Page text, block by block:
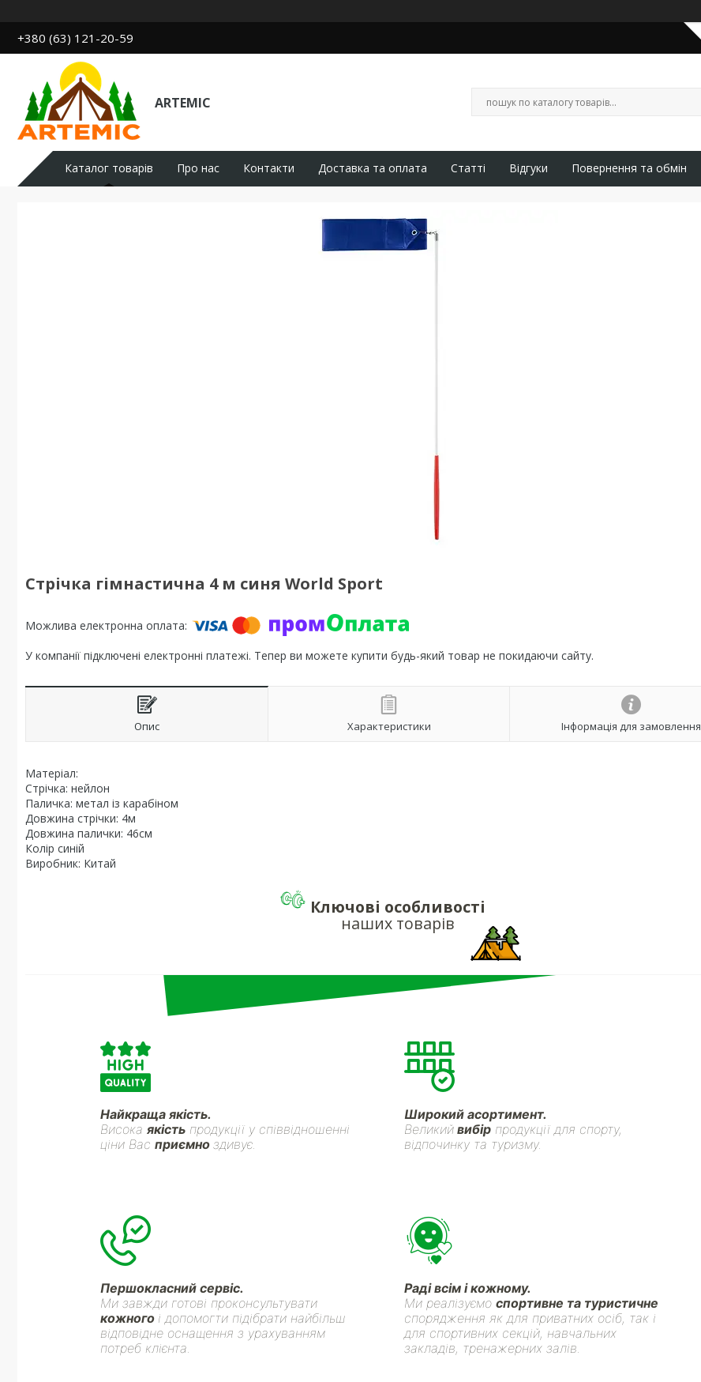
+380 (63) 121-20-59
ARTEMIC
Каталог товарів Про нас Контакти Доставка та оплата Статті Відгуки Повернення та обмін
Стрічка гімнастична 4 м синя World Sport
У компанії підключені електронні платежі. Тепер ви можете купити будь-який товар не покидаючи сайту.
Опис Характеристики Інформація для замовлення
Матеріал:
Стрічка: нейлон
Паличка: метал із карабіном
Довжина стрічки: 4м
Довжина палички: 46см
Колір синій
Виробник: Китай
Ключові особливості
наших товарів
Найкраща якість.
Висока якістьпродукції у співвідношенні
ціни Вас приємно здивує.
Широкий асортимент.
Великийвибірпродукції для спорту,
відпочинку та туризму.
Першокласний сервіс.
Ми завжди готові проконсультувати
кожного і допомогти підібрати найбільш
відповідне оснащення з урахуванням
потреб клієнта.
Раді всім і кожному.
Ми реалізуємо спортивне та туристичне
спорядження як для приватних осіб, так і
для спортивних секцій, навчальних
закладів, тренажерних залів.